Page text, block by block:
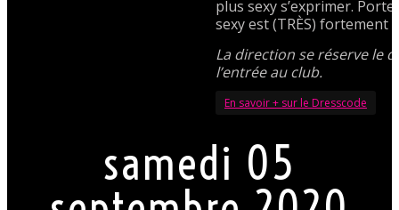
plus sexy s’exprimer.
sexy est (TRÈS) fortement
La direction se réserve le
l’entrée au club.
En savoir + sur le Dresscode
samedi 05